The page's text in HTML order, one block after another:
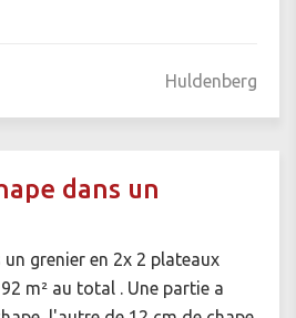
Huldenberg
dans un
grenier en 2x 2 plateaux
m² au total . Une partie a